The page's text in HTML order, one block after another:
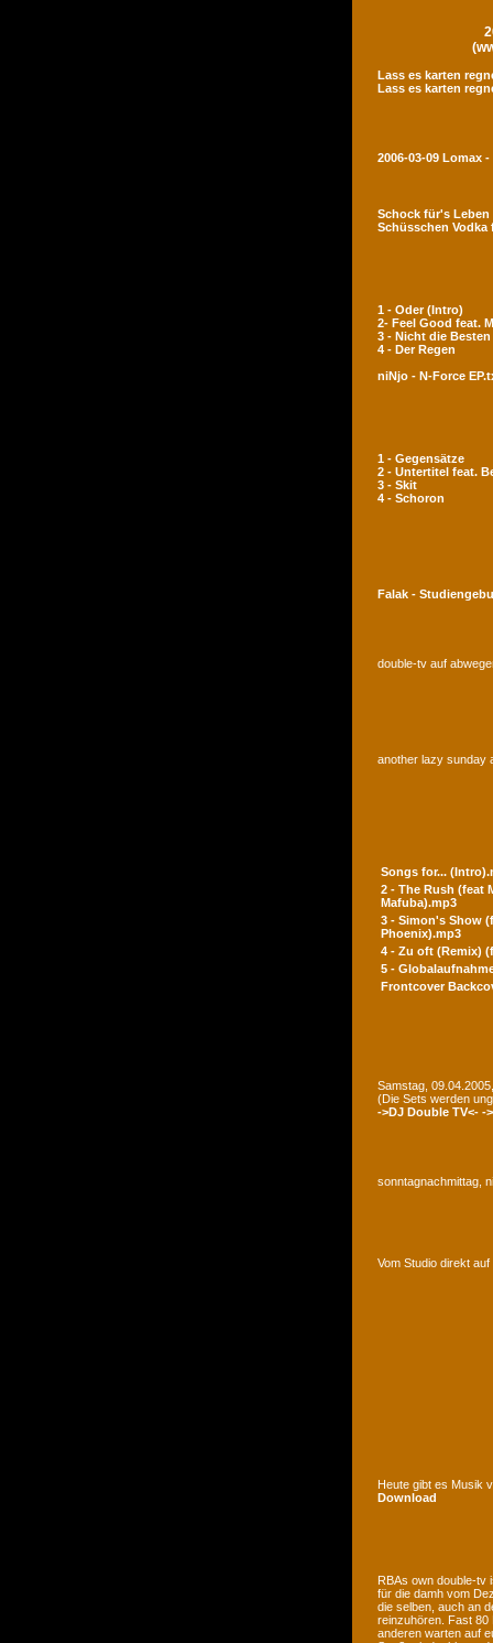
Lass es karten
Lass es karten
2006-03-09 Lomax
Schock für's
Schüsschen Vodka
1 - Oder (Intro)
2- Feel Good feat.
3 - Nicht die Besten
4 - Der Regen
niNjo - N-Force
1 - Gegensätze
2 - Untertitel feat.
3 - Skit
4 - Schoron
Falak -
double-tv auf
another lazy sunday
Songs for...
2 - The Rush (feat
Mafuba).mp3
3 - Simon's Show
Phoenix).mp3
4 - Zu oft (Remix)
5 -
Frontcover
Samstag,
(Die Sets werden
->DJ Double TV<- -
sonntagnachmittag,
Vom Studio direkt
Heute gibt es Musik
Download
RBAs own double-tv
für die damh vom
die selben, auch an
reinzuhören. Fast 80
anderen warten auf